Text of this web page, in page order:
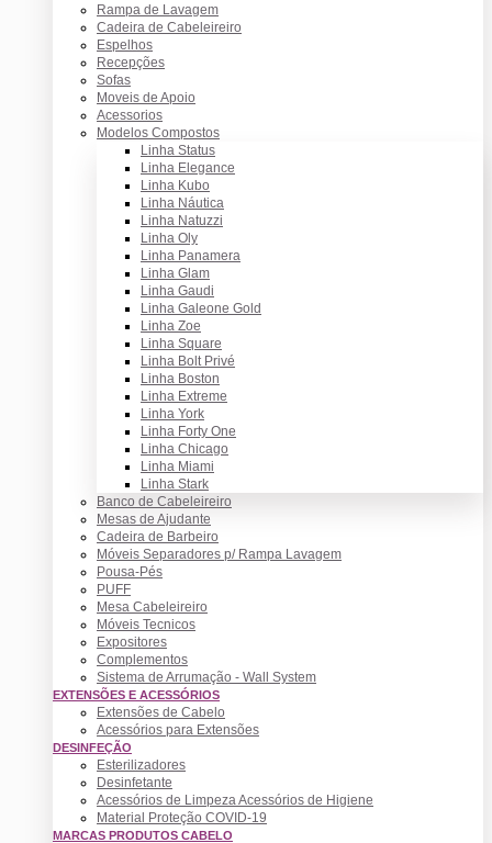
Rampa de Lavagem
Cadeira de Cabeleireiro
Espelhos
Recepções
Sofas
Moveis de Apoio
Acessorios
Modelos Compostos
Linha Status
Linha Elegance
Linha Kubo
Linha Náutica
Linha Natuzzi
Linha Oly
Linha Panamera
Linha Glam
Linha Gaudi
Linha Galeone Gold
Linha Zoe
Linha Square
Linha Bolt Privé
Linha Boston
Linha Extreme
Linha York
Linha Forty One
Linha Chicago
Linha Miami
Linha Stark
Banco de Cabeleireiro
Mesas de Ajudante
Cadeira de Barbeiro
Móveis Separadores p/ Rampa Lavagem
Pousa-Pés
PUFF
Mesa Cabeleireiro
Móveis Tecnicos
Expositores
Complementos
Sistema de Arrumação - Wall System
EXTENSÕES E ACESSÓRIOS
Extensões de Cabelo
Acessórios para Extensões
DESINFEÇÃO
Esterilizadores
Desinfetante
Acessórios de Limpeza Acessórios de Higiene
Material Proteção COVID-19
MARCAS PRODUTOS CABELO